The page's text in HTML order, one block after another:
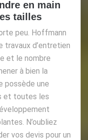
en main
tailles
peu. Hoffmann
d’entretien
et le nombre
à bien la
possède une
et toutes les
N’oubliez
vos devis pour un